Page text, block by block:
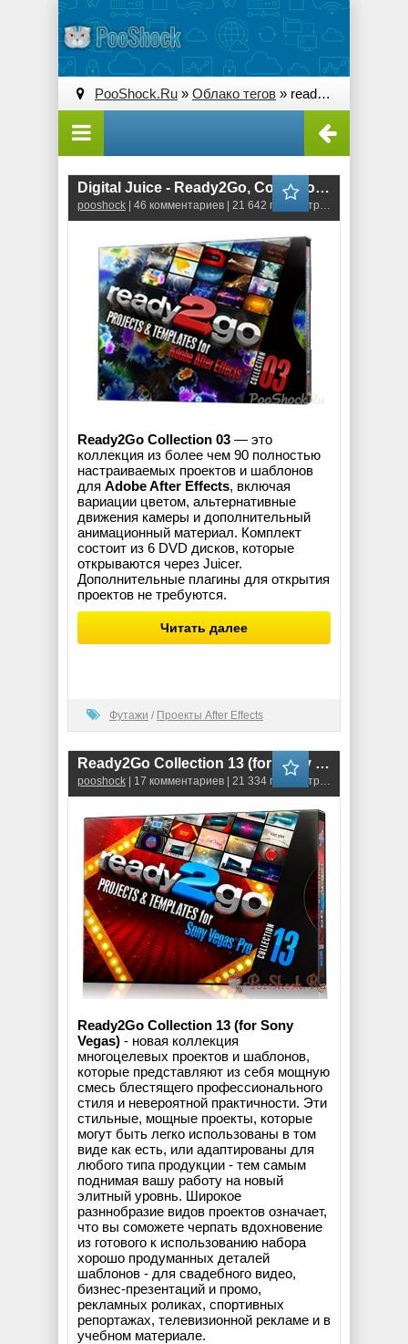
PooShock.Ru » Облако тегов » ready2go
Digitаl Juicе - Ready2Go, Collection 03 (6DVD, 44GB)
pooshock | 46 комментариев | 21 642 просмотров
Ready2Go Collection 03 — это
коллекция из более чем 90 полностью
настраиваемых проектов и шаблонов
для Adobe After Effects, включая
вариации цветом, альтернативные
движения камеры и дополнительный
анимационный материал. Комплект
состоит из 6 DVD дисков, которые
открываются через Juicer.
Дополнительные плагины для открытия
проектов не требуются.
Читать далее
Футажи / Проекты After Effects
Ready2Go Collection 13 (for Sony Vegas)
pooshock | 17 комментариев | 21 334 просмотров
Ready2Go Collection 13 (for Sony
Vegas) - новая коллекция
многоцелевых проектов и шаблонов,
которые представляют из себя мощную
смесь блестящего профессионального
стиля и невероятной практичности. Эти
стильные, мощные проекты, которые
могут быть легко использованы в том
виде как есть, или адаптированы для
любого типа продукции - тем самым
поднимая вашу работу на новый
элитный уровнь. Широкое
разннобразие видов проектов означает,
что вы соможете черпать вдохновение
из готового к использованию набора
хорошо продуманных деталей
шаблонов - для свадебного видео,
бизнес-презентаций и промо,
рекламных роликах, спортивных
репортажах, телевизионной рекламе и в
учебном материале.